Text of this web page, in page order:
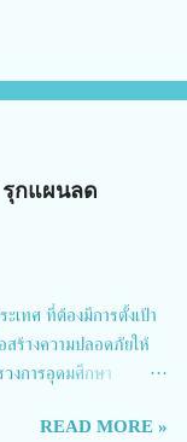
กแผนลด
เทศ ที่ต้องมีการตั้งเป้า
ร้างความปลอดภัยให้
งการอุดมศึกษา
พร่ผลการดำเนินงาน
READ MORE »